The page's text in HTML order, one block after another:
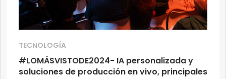
TECNOLOGÍA
#LOMÁSVISTODE2024- IA personalizada y
soluciones de producción en vivo, principales